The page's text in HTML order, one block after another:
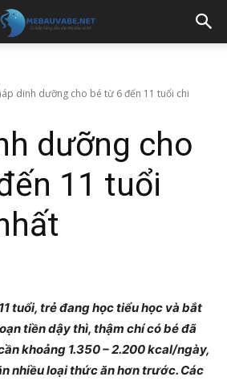
dinh dưỡng cho bé từ 6 đến 11 tuổi chi
dưỡng cho
11 tuổi
tuổi, trẻ đang học tiểu học và bắt
tiền dậy thì, thậm chí có bé đã
khoảng 1.350 – 2.200 kcal/ngày,
nhiều loại thức ăn hơn trước. Các